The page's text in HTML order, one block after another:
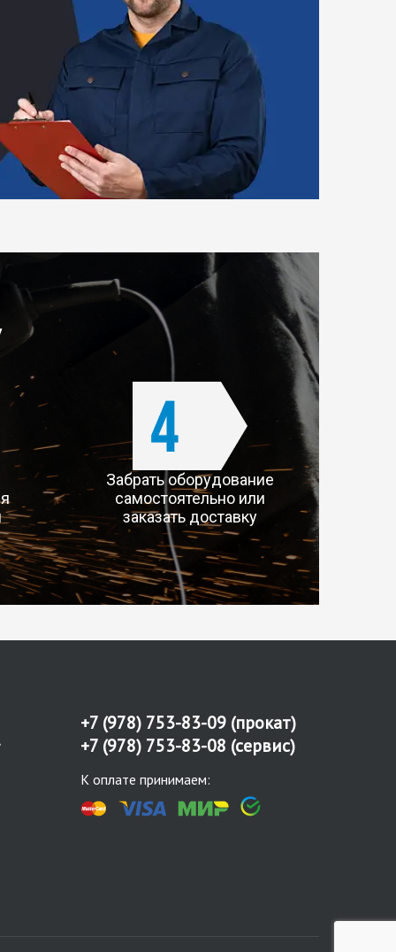
Забрать оборудование
самостоятельно или
заказать доставку
+7 (978) 753-83-09 (прокат)
+7 (978) 753-83-08 (сервис)
К оплате принимаем: